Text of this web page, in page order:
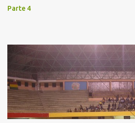
Parte 4